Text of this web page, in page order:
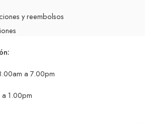
y reembolsos
a 7.00pm
1.00pm